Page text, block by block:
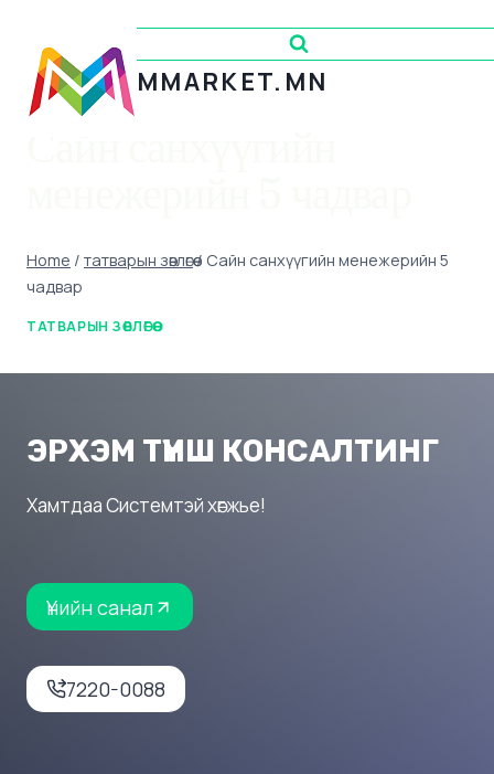
content
MMARKET.MN
Home / татварын зөвлөгөө/ Сайн санхүүгийн менежерийн 5
чадвар
ТАТВАРЫН ЗӨВЛӨГӨӨ
ЭРХЭМ ТҮНШ КОНСАЛТИНГ
Хамтдаа Системтэй хөгжье!
Үнийн санал
7220-0088